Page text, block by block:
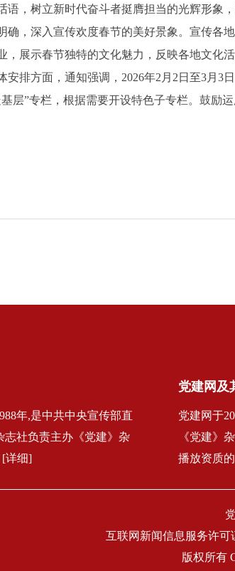
语，树立新时代奋斗者挺膺担当的光辉形象
确，深入宣传欢度春节的美好景象。宣传各
，展示春节独特的文化魅力，反映各地文化
安排方面，通知强调，2026年2月2日至3月3
层”专栏，根据需要开设特色子专栏。鼓励
年,是中共中央宣传部直
志社负责主办《党建》杂
[详细]
党建网及
党建网于
《党建》
播放资质
互联网新闻信息服务许可
版权所有